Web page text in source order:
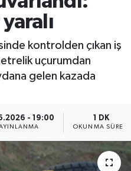
kontrolden çıkan iş
uçurumdan
gelen kazada
- 19:00 1 DK
OKUNMA SÜRESI